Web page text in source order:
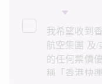
我希望收到
航空集團 及/
的任何票價
稱「香港快